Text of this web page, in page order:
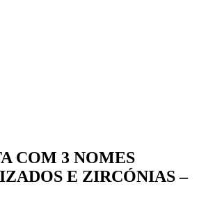
COM 3 NOMES
E ZIRCÓNIAS –